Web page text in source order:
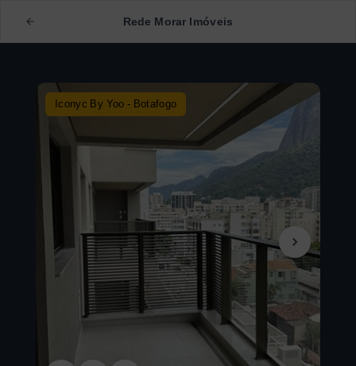
Rede Morar Imóveis
Iconyc By Yoo - Botafogo